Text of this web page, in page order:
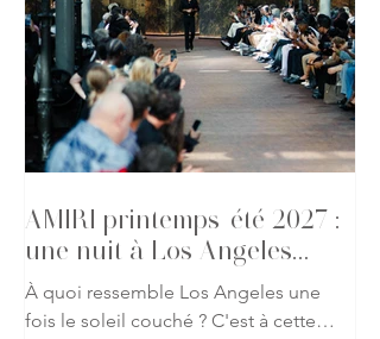
glamour californien à travers des
silhouettes mêlant tailoring
décontracté, cuir, denim et détails
précieux. Une galerie qui capture
l'atmosphère du défilé et l'élégance
des invités présents pour l'un des
AMIRI printemps-été 2027 :
une nuit à Los Angeles
s'invite à Paris
À quoi ressemble Los Angeles une
fois le soleil couché ? C'est à cette